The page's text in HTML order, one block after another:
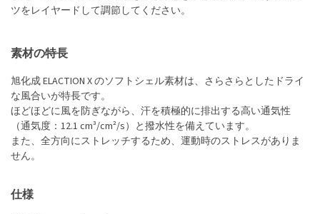
ツをレイヤードして調節してください。
素材の特長
旭化成 ELACTION X のソフトシェル素材は、さらさらとしたドライ
な風合いが特長です。
ほどほどに風を防ぎながら、汗を積極的に排出する高い通気性
（通気度：12.1 cm³/cm²/s）と撥水性を備えています。
また、全方向にストレッチするため、運動時のストレスがありま
せん。
仕様